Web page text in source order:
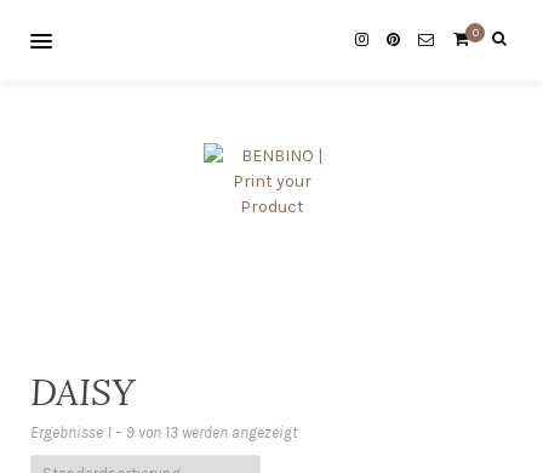
0
DAISY
Ergebnisse 1 – 9 von 13 werden angezeigt